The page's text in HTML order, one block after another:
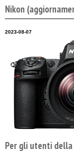
Nikon
2023-08-07
Per gli utenti